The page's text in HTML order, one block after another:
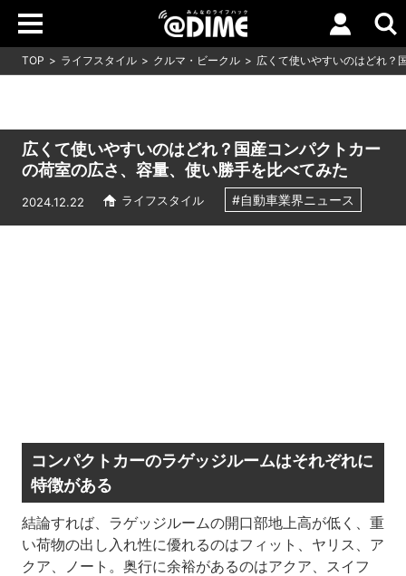
TOP ライフスタイル クルマ・ビークル 広くて使いやすいのはどれ？
広くて使いやすいのはどれ？国産コンパクトカー
の荷室の広さ、容量、使い勝手を比べてみた
2024.12.22 ライフスタイル #自動車業界ニュース
コンパクトカーのラゲッジルームはそれぞれに
特徴がある
結論すれば、ラゲッジルームの開口部地上高が低く、重
い荷物の出し入れ性に優れるのはフィット、ヤリス、ア
クア、ノート。奥行に余裕があるのはアクア、スイフ